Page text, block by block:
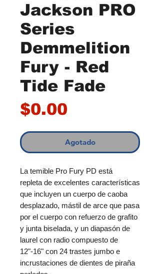
Jackson PRO
Series
Demmelition
Fury - Red
Tide Fade
$0.00
Agotado
La temible Pro Fury PD está
repleta de excelentes características
que incluyen un cuerpo de caoba
desplazado, mástil de arce que pasa
por el cuerpo con refuerzo de grafito
y junta biselada, y un diapasón de
laurel con radio compuesto de
12"-16" con 24 trastes jumbo e
incrustaciones de dientes de piraña